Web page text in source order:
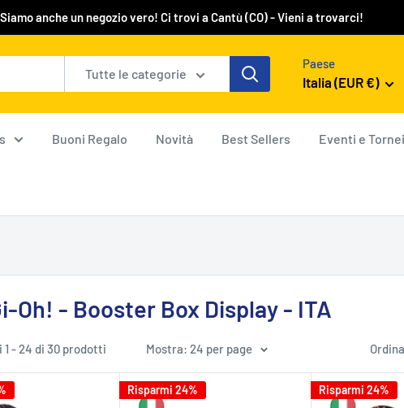
Siamo anche un negozio vero! Ci trovi a Cantù (CO) - Vieni a trovarci!
Tutte le categorie
Paese
Italia (EUR €)
Buoni Regalo Novità Best Sellers Eventi e Tornei
Oh! - Booster Box Display - ITA
1 - 24 di 30 prodotti Mostra: 24 per page
Risparmi 24% Risparmi 24%